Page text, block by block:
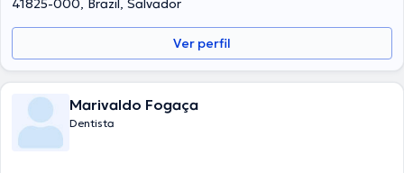
41825-000, Brazil, Salvador
Ver perfil
Marivaldo Fogaça
Dentista